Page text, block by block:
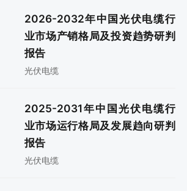
2026-2032年中国光伏电缆行
业市场产销格局及投资趋势研判
报告
光伏电缆
2025-2031年中国光伏电缆行
业市场运行格局及发展趋向研判
报告
光伏电缆